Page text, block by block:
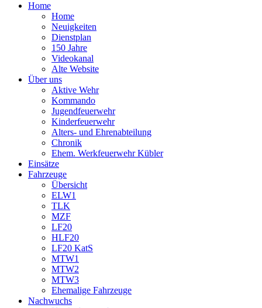
Home
Home
Neuigkeiten
Dienstplan
150 Jahre
Videokanal
Alte Website
Über uns
Aktive Wehr
Kommando
Jugendfeuerwehr
Kinderfeuerwehr
Alters- und Ehrenabteilung
Chronik
Ehem. Werkfeuerwehr Kübler
Einsätze
Fahrzeuge
Übersicht
ELW1
TLK
MZF
LF20
HLF20
LF20 KatS
MTW1
MTW2
MTW3
Ehemalige Fahrzeuge
Nachwuchs